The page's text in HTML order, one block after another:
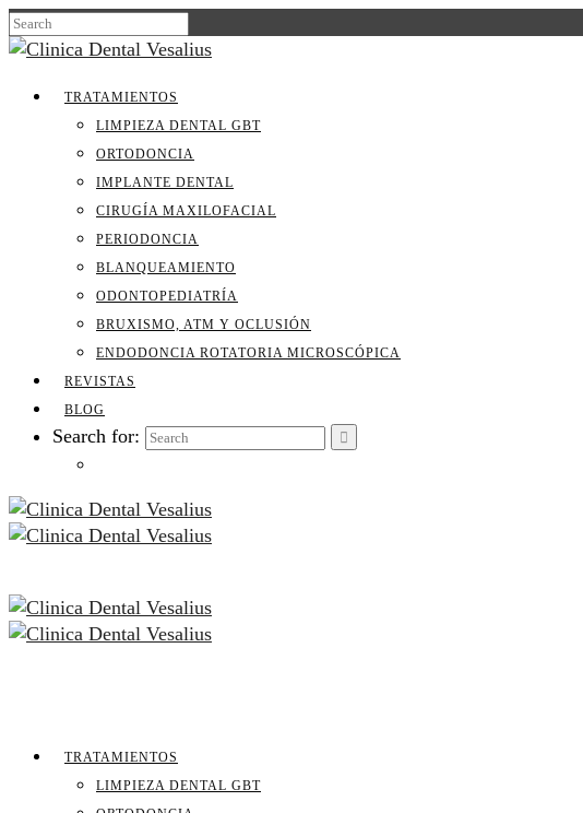
TRATAMIENTOS
LIMPIEZA DENTAL GBT
ORTODONCIA
IMPLANTE DENTAL
CIRUGÍA MAXILOFACIAL
PERIODONCIA
BLANQUEAMIENTO
ODONTOPEDIATRÍA
BRUXISMO, ATM Y OCLUSIÓN
ENDODONCIA ROTATORIA MICROSCÓPICA
REVISTAS
BLOG
Search for:
TRATAMIENTOS
LIMPIEZA DENTAL GBT